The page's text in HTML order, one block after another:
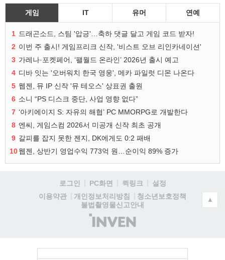
게임 IT 유머 연예
1 드래곤소드, 스팀 '압긍'…축하 댓글 달고 게임 코드 받자!
2 이번 주 출시! 게임프리크 신작, '비스트 오브 리인카네이션'
3 가레나·포켓페어, ‘팰월드 온라인’ 2026년 출시 예고
4 디바 잇는 '오버워치 한국 영웅', 메카 파일럿 디몬 나온다
5 웹젠, 뮤 IP 신작 '뮤 테오스' 상표권 출원
6 소니 “PS 디스크 중단, 사업 영향 없다”
7 ‘아키에이지 S: 자유의 해협’ PC MMORPG로 개발한다
8 엔씨, 게임스컴 2026서 미공개 신작 최초 공개
9 갈피를 잡지 못한 젠지, DK에게도 0:2 패배
10웹젠, 상반기 영업수익 773억 원…순이익 89% 증가
로그인 PC화면 퀵링크
설정
이용약관
개인정보처리방침
청소년보호정책
불법촬영물신고안내
(주)
인
▲